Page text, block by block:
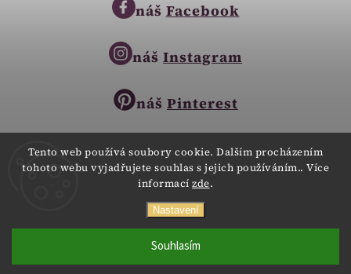
Tento web používá soubory cookie. Dalším procházením
tohoto webu vyjadřujete souhlas s jejich používáním.. Více
informací zde.
Nastavení
Souhlasím
obchod@zlatnictvi-zlaticko.cz
náš Facebook
náš Instagram
náš Pinterest
Copyright © 2023
Všechna práva vyhrazena.
WebdesignDigitalka.cz